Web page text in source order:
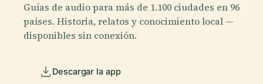
Guías de audio para más de 1.100 ciudades en 96
países. Historia, relatos y conocimiento local —
disponibles sin conexión.
Descargar la app